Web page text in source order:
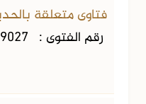
فتاوى متعلقة
رقم الفتوى : 9027